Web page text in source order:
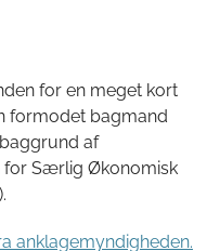
for en meget kort
formodet bagmand
af
for Særlig Økonomisk
anklagemyndigheden.